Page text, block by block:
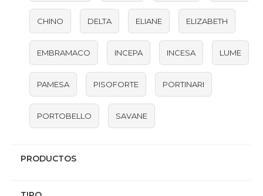
CHINO DELTA ELIANE ELIZABETH
EMBRAMACO INCEPA INCESA LUME
PAMESA PISOFORTE PORTINARI
PORTOBELLO SAVANE
PRODUCTOS